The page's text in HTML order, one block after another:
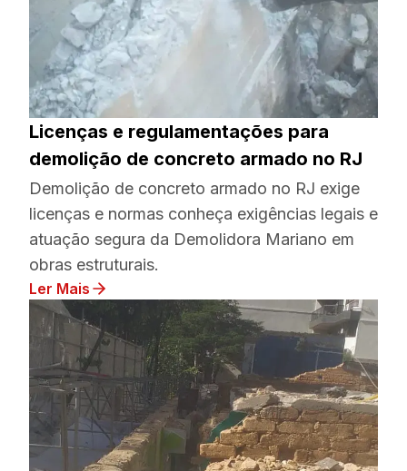
Licenças e regulamentações para
demolição de concreto armado no RJ
Demolição de concreto armado no RJ exige
licenças e normas conheça exigências legais e
atuação segura da Demolidora Mariano em
obras estruturais.
Ler Mais